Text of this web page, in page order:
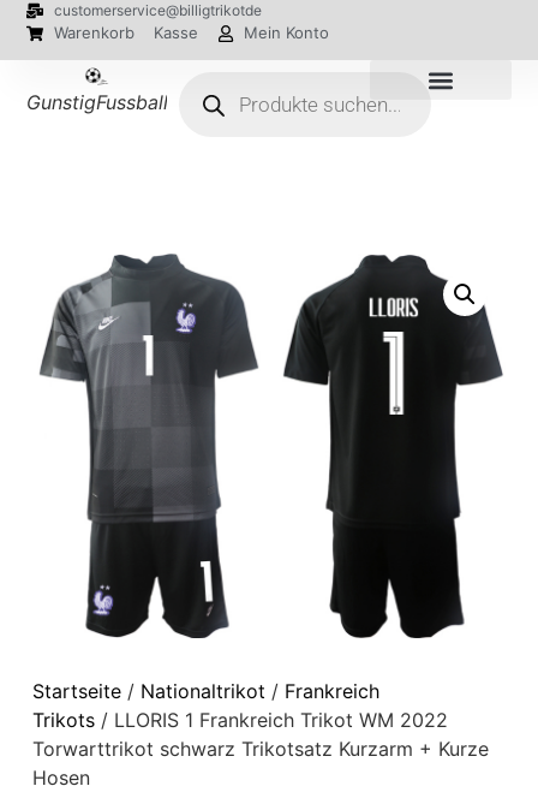
customerservice@billigtrikotde
Warenkorb Kasse Mein Konto
GunstigFussballTrikot
Startseite/ Nationaltrikot / Frankreich
Trikots/ LLORIS 1 Frankreich Trikot WM 2022
Torwarttrikot schwarz Trikotsatz Kurzarm + Kurze
Hosen